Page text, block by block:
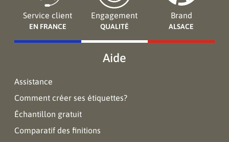
Service client
EN FRANCE
Engagement
QUALITÉ
Brand
ALSACE
Aide
Assistance
Comment créer ses étiquettes?
Échantillon gratuit
Comparatif des finitions